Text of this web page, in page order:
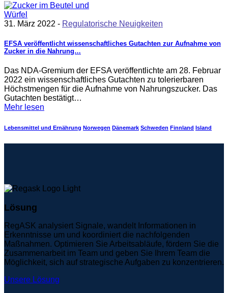
31. März 2022 - Regulatorische Neuigkeiten
EFSA veröffentlicht wissenschaftliches Gutachten zur Aufnahme von
Zucker in die Nahrung…
Das NDA-Gremium der EFSA veröffentlichte am 28. Februar
2022 ein wissenschaftliches Gutachten zu tolerierbaren
Höchstmengen für die Aufnahme von Nahrungszucker. Das
Gutachten bestätigt…
Mehr lesen
Lebensmittel und Ernährung Norwegen Dänemark Schweden Finnland Island
Lösung
RegASK analysiert Signale, wandelt Informationen in
Erkenntnisse um und koordiniert die nachfolgenden
Maßnahmen. Optimieren Sie Arbeitsabläufe, fördern Sie die
Zusammenarbeit im Team und geben Sie Ihrem Team die
Möglichkeit, sich auf strategische Aufgaben zu konzentrieren.
Unsere Lösung